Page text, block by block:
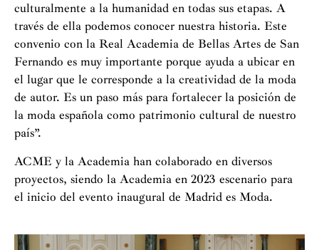
culturalmente a la humanidad en todas sus etapas. A
través de ella podemos conocer nuestra historia. Este
convenio con la Real Academia de Bellas Artes de San
Fernando es muy importante porque ayuda a ubicar en
el lugar que le corresponde a la creatividad de la moda
de autor. Es un paso más para fortalecer la posición de
la moda española como patrimonio cultural de nuestro
país”.
ACME y la Academia han colaborado en diversos
proyectos, siendo la Academia en 2023 escenario para
el inicio del evento inaugural de Madrid es Moda.